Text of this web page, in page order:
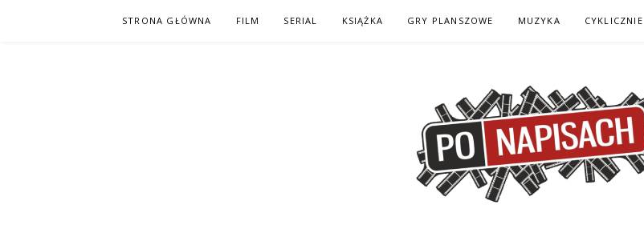
STRONA GŁÓWNA FILM SERIAL KSIĄŻKA GRY PLANSZOWE MUZYKA CYKLICZNIE